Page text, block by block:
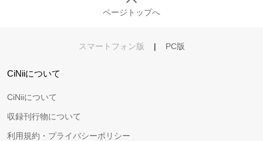
ページトップへ
スマートフォン版 | PC版
CiNiiについて
CiNiiについて
収録刊行物について
利用規約・プライバシーポリシー